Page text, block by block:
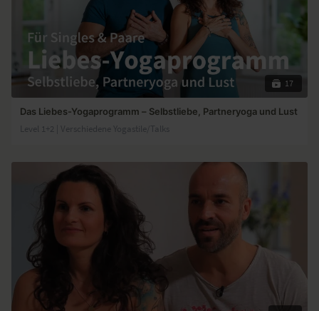
17
Das Liebes-Yogaprogramm – Selbstliebe, Partneryoga und Lust
Level 1+2 | Verschiedene Yogastile/Talks